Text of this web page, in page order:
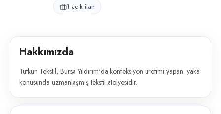
1 açık ilan
Hakkımızda
Tutkun Tekstil, Bursa Yıldırım'da konfeksiyon üretimi yapan, yaka
konusunda uzmanlaşmış tekstil atölyesidir.